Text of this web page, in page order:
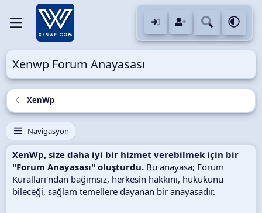
Xenwp Forum Anayasası
XenWp
Navigasyon
XenWp, size daha iyi bir hizmet verebilmek için bir
"Forum Anayasası" oluşturdu. Bu anayasa; Forum
Kuralları'ndan bağımsız, herkesin hakkını, hukukunu
bileceği, sağlam temellere dayanan bir anayasadır.